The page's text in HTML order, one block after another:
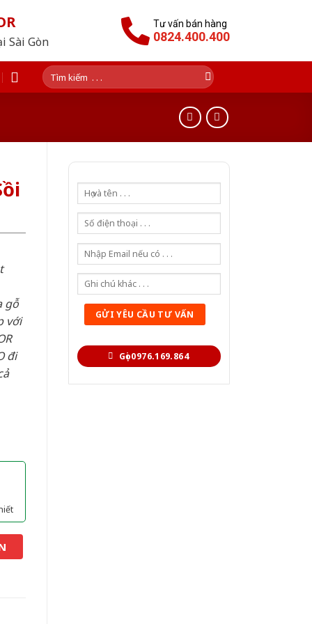
Sài Gòn
Tư vấn bán hàng
0824.400.400
Tìm
kiếm:
Gọi 0976.169.864
gỗ
với
đi